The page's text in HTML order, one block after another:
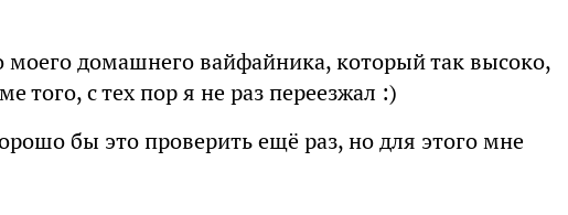
моего домашнего вайфайника, который так высоко,
того, с тех пор я не раз переезжал :)
бы это проверить ещё раз, но для этого мне